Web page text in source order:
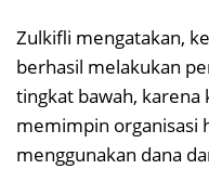
Zulkifli mengatakan,
berhasil melakukan
tingkat bawah, karena
memimpin organisasi
menggunakan dana